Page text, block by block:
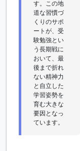
す。この地
道な習慣づ
くりのサポ
ートが、受
験勉強とい
う長期戦に
おいて、最
後まで折れ
ない精神力
と自立した
学習姿勢を
育む大きな
要因となっ
ています。